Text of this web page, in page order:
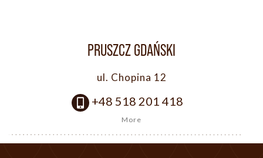
PRUSZCZ GDAŃSKI
ul. Chopina 12
+48 518 201 418
More